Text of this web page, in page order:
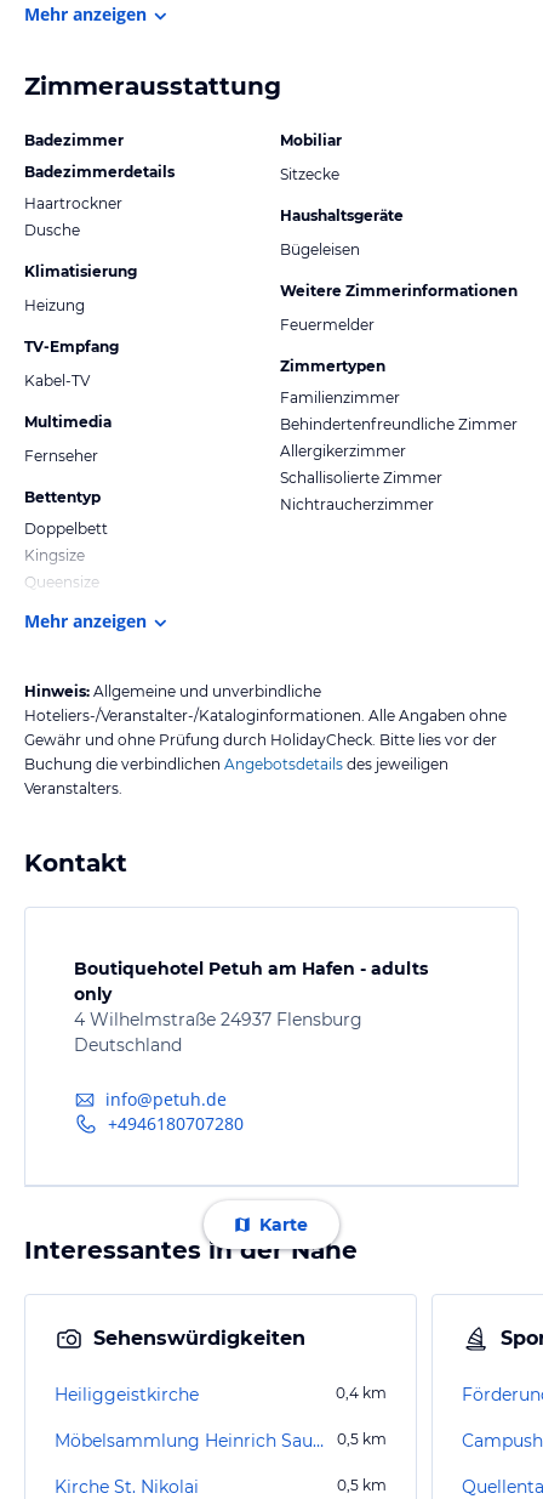
Mehr anzeigen
Zimmerausstattung
Badezimmer
Badezimmerdetails
Haartrockner
Dusche
Klimatisierung
Heizung
TV-Empfang
Kabel-TV
Multimedia
Fernseher
Bettentyp
Doppelbett
Kingsize
Queensize
Mobiliar
Sitzecke
Haushaltsgeräte
Bügeleisen
Weitere Zimmerinformationen
Feuermelder
Zimmertypen
Familienzimmer
Behindertenfreundliche Zimmer
Allergikerzimmer
Schallisolierte Zimmer
Nichtraucherzimmer
Mehr anzeigen
Hinweis: Allgemeine und unverbindliche
Hoteliers-/Veranstalter-/Kataloginformationen. Alle Angaben ohne
Gewähr und ohne Prüfung durch HolidayCheck. Bitte lies vor der
Buchung die verbindlichen Angebotsdetails des jeweiligen
Veranstalters.
Kontakt
Boutiquehotel Petuh am Hafen - adults
only
4 Wilhelmstraße 24937 Flensburg
Deutschland
info@petuh.de
+4946180707280
Karte
Interessantes in der Nähe
Sehenswürdigkeiten
Heiliggeistkirche 0,4 km
Möbelsammlung Heinrich Sauermann 0,5 km
Kirche St. Nikolai 0,5 km